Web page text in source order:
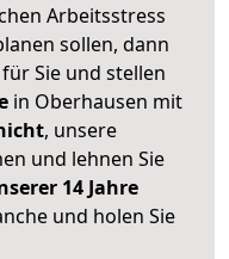
Arbeitsstress
sollen, dann
Sie und stellen
in Oberhausen mit
, unsere
und lehnen Sie
14 Jahre
und holen Sie